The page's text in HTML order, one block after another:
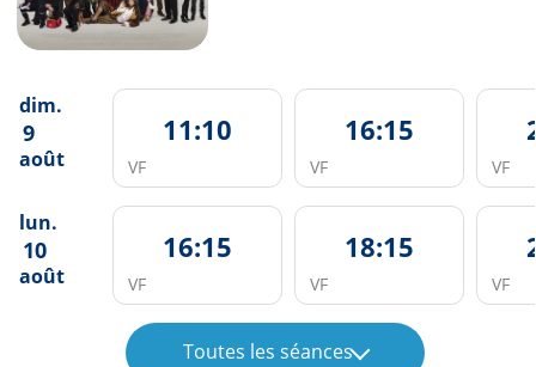
dim.
9
août
11:10
VF
16:15
VF VF
lun.
10
août
16:15
VF
18:15
VF VF
Toutes les séances